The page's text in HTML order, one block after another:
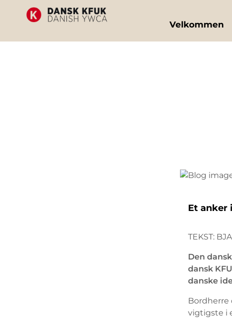
Velkommen
Et anker
TEKST:
Den
dansk
danske
Bordherre
vigtigste i